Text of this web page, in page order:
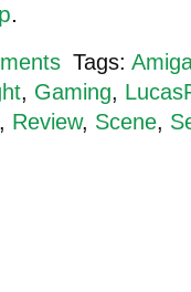
.
Tags:
, Gaming,
, Review, Scene,